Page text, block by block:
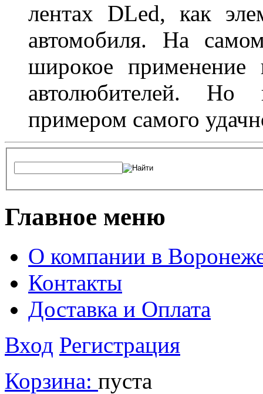
лентах DLed, как
автомобиля. На
широкое
автолюбителей. Но
примером самого
Главное меню
О компании в
Контакты
Доставка и Оплата
Вход Регистрация
Корзина: пуста